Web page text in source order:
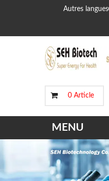
Autres langues
0 Article